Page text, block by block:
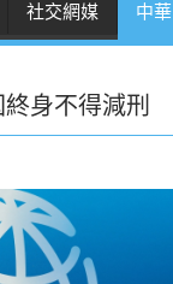
社交網媒 中華
身不得減刑